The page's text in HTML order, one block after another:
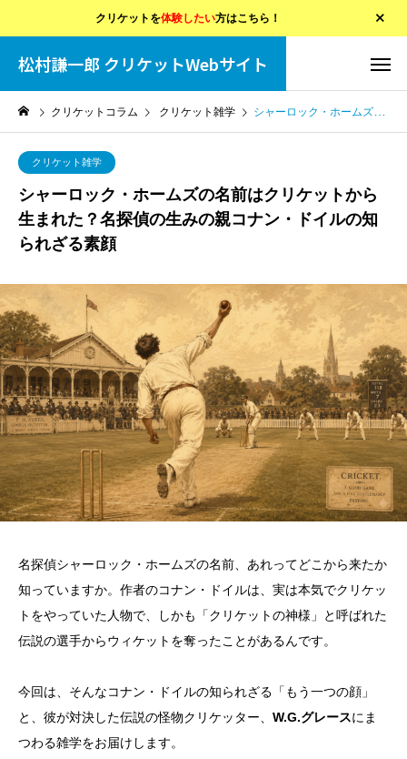
クリケットを体験したい方はこちら！
松村謙一郎 クリケットWebサイト
クリケットコラム クリケット雑学 シャーロック・ホームズの名前はクリケットから生まれた？名探偵の生みの親コナン・ドイルの知られざる素顔
クリケット雑学
シャーロック・ホームズの名前はクリケットから
生まれた？名探偵の生みの親コナン・ドイルの知
られざる素顔
名探偵シャーロック・ホームズの名前、あれってどこから来たか
知っていますか。作者のコナン・ドイルは、実は本気でクリケッ
トをやっていた人物で、しかも「クリケットの神様」と呼ばれた
伝説の選手からウィケットを奪ったことがあるんです。
今回は、そんなコナン・ドイルの知られざる「もう一つの顔」
と、彼が対決した伝説の怪物クリケッター、 W.G.グレースにま
つわる雑学をお届けします。